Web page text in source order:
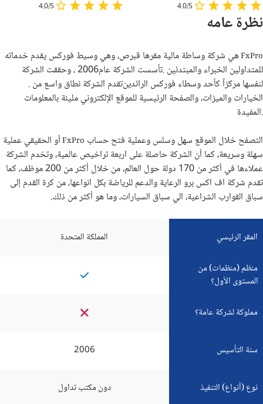
4.0/5
4.0/5
نظرة عامه
FxProهي شركة وساطة مالية مقرها قبرص، وهي وسيط فوركس يقدم خدماته
للمتداولين الخبراء والمبتدئين.تأسست الشركة عام2006،وحققت الشركة
لنفسها مركزاً كأحد وسطاء فوركس الرائدين
. تقدم الشركة نطاق واسع من
الخيارات والميزات، والصفحة الرئيسية للموقع الإلكتروني مليئة بالمعلومات
المفيدة.
التصفح خلال الموقع سهل وسلس وعملية فتح حساب FxProأو الحقيقي عملية
سهلة وسريعة، كما أن الشركة حاصلة على اربعة تراخيص عالمية، وتخدم الشركة
عملاءها في أكثر من 170 دولة حول العالم، من خلال أكثر من 200 موظف، كما
تقدم شركة اف اكس برو الرعاية والدعم للرياضة بكل انواعها، من كرة القدم إلى
سباق القوارب الشراعية، الي سباق السيارات، وما هو أكثر من ذلك.
المقر الرئيسي المملكة المتحدة
منظم (منظمات) من
المستوى الأول؟
مملوكة لشركة عامة؟
سنة التأسيس 2006
نوع (أنواع) التنفيذ دون مكتب تداول